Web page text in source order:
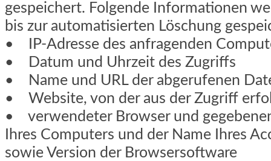
gespeichert. Folgende Informationen
bis zur automatisierten Löschung
• IP-Adresse des anfragenden
• Datum und Uhrzeit des Zugriffs
• Name und URL der abgerufenen
• Website, von der aus der Zugriff
• verwendeter Browser und
Ihres Computers und der Name Ihres
sowie Version der Browsersoftware